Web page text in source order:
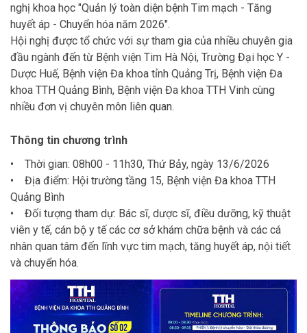
nghị khoa học "Quản lý toàn diện bệnh Tim mạch - Tăng
huyết áp - Chuyển hóa năm 2026".
Hội nghị được tổ chức với sự tham gia của nhiều chuyên gia
đầu ngành đến từ Bệnh viện Tim Hà Nội, Trường Đại học Y -
Dược Huế, Bệnh viện Đa khoa tỉnh Quảng Trị, Bệnh viện Đa
khoa TTH Quảng Bình, Bệnh viện Đa khoa TTH Vinh cùng
nhiều đơn vị chuyên môn liên quan.
Thông tin chương trình
• Thời gian: 08h00 - 11h30, Thứ Bảy, ngày 13/6/2026
• Địa điểm: Hội trường tầng 15, Bệnh viện Đa khoa TTH
Quảng Bình
• Đối tượng tham dự: Bác sĩ, dược sĩ, điều dưỡng, kỹ thuật
viên y tế, cán bộ y tế các cơ sở khám chữa bệnh và các cá
nhân quan tâm đến lĩnh vực tim mạch, tăng huyết áp, nội tiết
và chuyển hóa.